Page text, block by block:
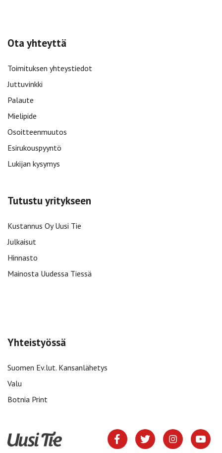
Ota yhteyttä
Toimituksen yhteystiedot
Juttuvinkki
Palaute
Mielipide
Osoitteenmuutos
Esirukouspyyntö
Lukijan kysymys
Tutustu yritykseen
Kustannus Oy Uusi Tie
Julkaisut
Hinnasto
Mainosta Uudessa Tiessä
Yhteistyössä
Suomen Ev.lut. Kansanlähetys
Valu
Botnia Print